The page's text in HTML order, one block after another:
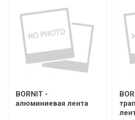
BORNIT -
алюминиевая лента